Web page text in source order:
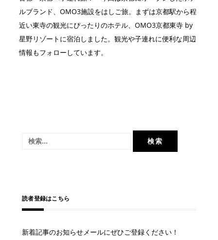
ルブランド、OMO3施設をはしご旅。まずは京都駅から程
近い東寺の観光にぴったりのホテル、OMO3京都東寺 by
星野リゾートに宿泊しました。観光や子連れに便利な周辺
情報もフォローしています。
読者登録はこちら
新着記事のお知らせメールにぜひご登録ください！